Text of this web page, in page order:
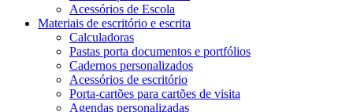
Acessórios de Escola
Materiais de escritório e escrita
Calculadoras
Pastas porta documentos e portfólios
Cadernos personalizados
Acessórios de escritório
Porta-cartões para cartões de visita
Agendas personalizadas